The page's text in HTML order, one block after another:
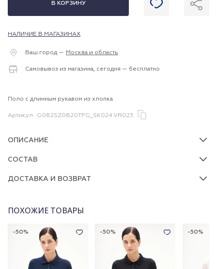
В КОРЗИНУ
НАЛИЧИЕ В МАГАЗИНАХ
Ваш город — Москва и область
Самовывоз из магазина, сегодня — бесплатно
Поло с длинным рукавом из хлопка
Артикул G082SZ0820TPG_SK024.VR023
ОПИСАНИЕ
СОСТАВ
ДОСТАВКА И ВОЗВРАТ
ПОХОЖИЕ ТОВАРЫ
-50% -50% -50%